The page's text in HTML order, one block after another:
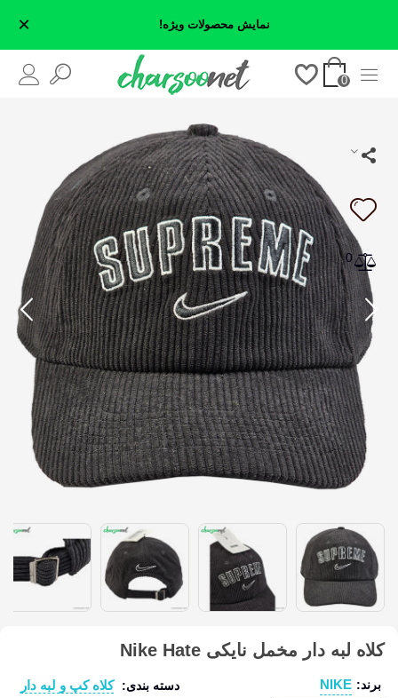
نمایش محصولات ویژه! ×
0
0
کلاه لبه دار مخمل نایکی Nike Hate
برند: NIKE دسته بندی: کلاه کپ و لبه دار